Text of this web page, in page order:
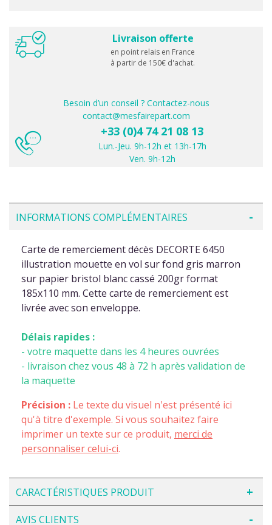
Livraison offerte
en point relais en France
à partir de 150€ d'achat.
Besoin d’un conseil ? Contactez-nous
contact@mesfairepart.com
+33 (0)4 74 21 08 13
Lun.-Jeu. 9h-12h et 13h-17h
Ven. 9h-12h
INFORMATIONS COMPLÉMENTAIRES
Carte de remerciement décès DECORTE 6450
illustration mouette en vol sur fond gris marron
sur papier bristol blanc cassé 200gr format
185x110 mm. Cette carte de remerciement est
livrée avec son enveloppe.
Délais rapides :
- votre maquette dans les 4 heures ouvrées
- livraison chez vous 48 à 72 h après validation de
la maquette
Précision : Le texte du visuel n'est présenté ici
qu'à titre d'exemple. Si vous souhaitez faire
imprimer un texte sur ce produit, merci de
personnaliser celui-ci.
CARACTÉRISTIQUES PRODUIT
AVIS CLIENTS